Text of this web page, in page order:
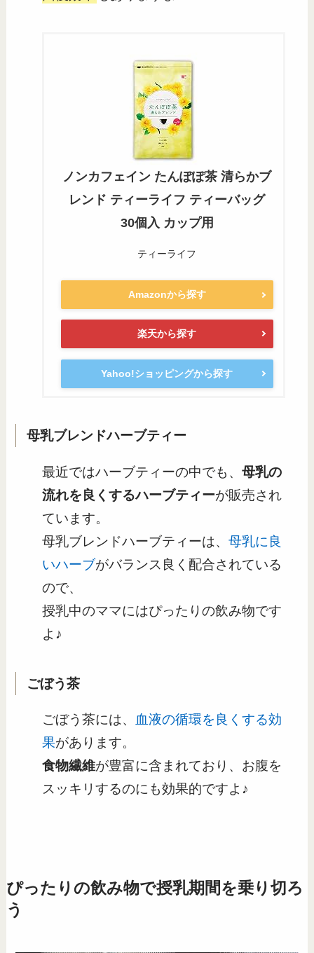
ノンカフェイン たんぽぽ茶 清らかブ
レンド ティーライフ ティーバッグ
30個入 カップ用
ティーライフ
Amazonから探す
楽天から探す
Yahoo!ショッピングから探す
母乳ブレンドハーブティー
最近ではハーブティーの中でも、母乳の
流れを良くするハーブティーが販売され
ています。
母乳ブレンドハーブティーは、母乳に良
いハーブがバランス良く配合されている
ので、
授乳中のママにはぴったりの飲み物です
よ♪
ごぼう茶
ごぼう茶には、 血液の循環を良くする効
果があります。
食物繊維が豊富に含まれており、お腹を
スッキリするのにも効果的ですよ♪
ぴったりの飲み物で授乳期間を乗り切ろ
う